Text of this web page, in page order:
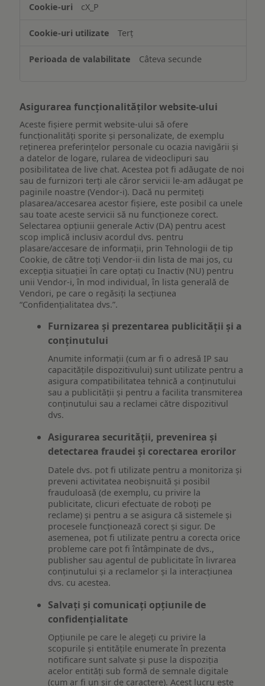
informațiilor
pe
dispozitiv
cX_P
Terț
Câteva secunde
Asigurarea funcționalităților website-ului
Aceste fișiere permit website-ului să ofere
funcționalități sporite și personalizate, de exemplu
reţinerea preferinţelor personale cu ocazia navigării și
a datelor de logare, rularea de videoclipuri sau
posibilitatea de live chat. Acestea pot fi adăugate de noi
sau de furnizori terți ale căror servicii le-am adăugat pe
paginile noastre (Vendor-i). Dacă nu permiteți
plasarea/accesarea acestor fișiere, este posibil ca unele
sau toate aceste servicii să nu funcționeze corect.
Selectarea opțiunii generale Activ (DA) pentru acest
scop implică inclusiv acordul dvs. pentru
plasare/accesare de informații, prin Tehnologii de tip
Cookie, de către toți Vendor-ii din lista de mai jos, cu
excepția situației în care optați cu Inactiv (NU) pentru
unii Vendor-i, în mod individual, în lista generală de
Vendori, pe care o regăsiți la secțiunea
“Confidențialitatea dvs.”.
Furnizarea și prezentarea publicității și a
conținutului
Anumite informații (cum ar fi o adresă IP sau
capacitățile dispozitivului) sunt utilizate pentru a
asigura compatibilitatea tehnică a conținutului
sau a publicității și pentru a facilita transmiterea
conținutului sau a reclamei către dispozitivul
dvs.
Asigurarea securității, prevenirea și
detectarea fraudei și corectarea erorilor
Datele dvs. pot fi utilizate pentru a monitoriza și
preveni activitatea neobișnuită și posibil
frauduloasă (de exemplu, cu privire la
publicitate, clicuri efectuate de roboți pe
reclame) și pentru a se asigura că sistemele și
procesele funcționează corect și sigur. De
asemenea, pot fi utilizate pentru a corecta orice
probleme care pot fi întâmpinate de dvs.,
publisher sau agentul de publicitate în livrarea
conținutului și a reclamelor și la interacțiunea
dvs. cu acestea.
Salvați și comunicați opțiunile de
confidențialitate
Opțiunile pe care le alegeți cu privire la
scopurile și entitățile enumerate în prezenta
notificare sunt salvate și puse la dispoziția
acelor entități sub formă de semnale digitale
(cum ar fi un șir de caractere). Acest lucru este